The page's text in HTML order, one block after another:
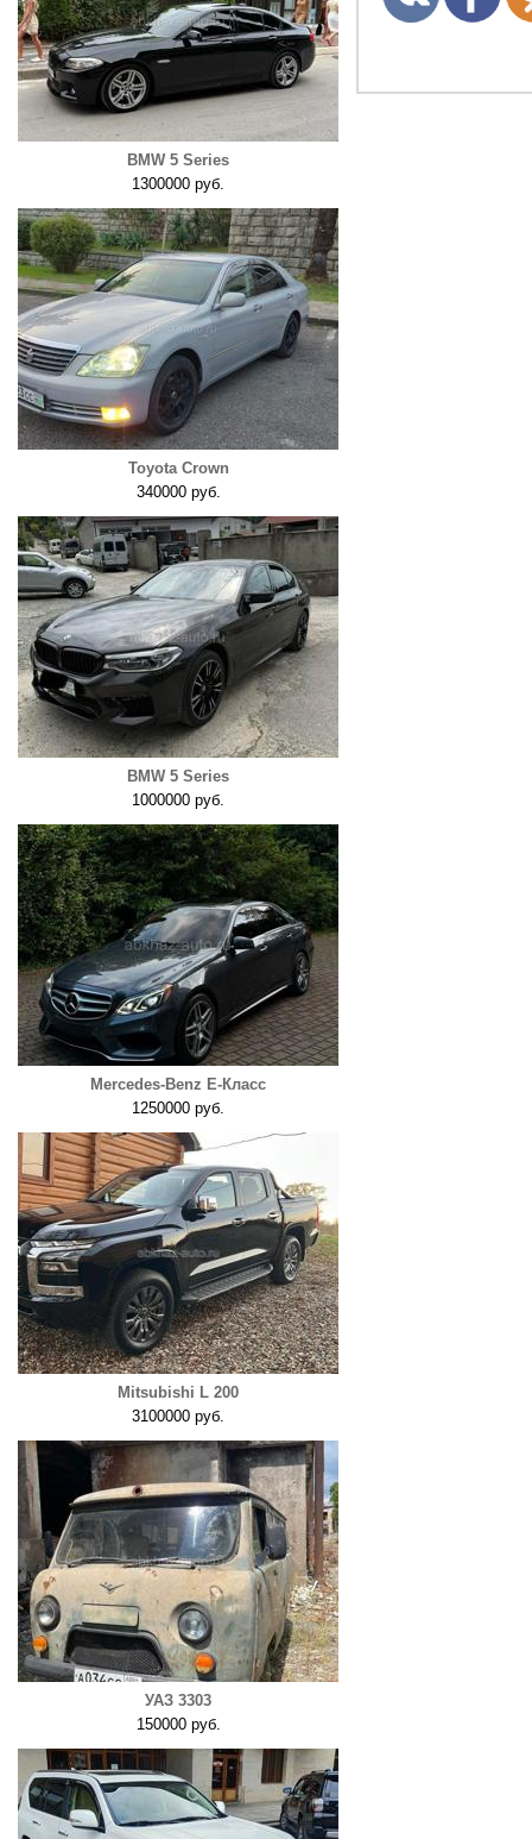
BMW 5 Series
1300000 руб.
Toyota Crown
340000 руб.
BMW 5 Series
1000000 руб.
Mercedes-Benz E-Класс
1250000 руб.
Mitsubishi L 200
3100000 руб.
УАЗ 3303
150000 руб.